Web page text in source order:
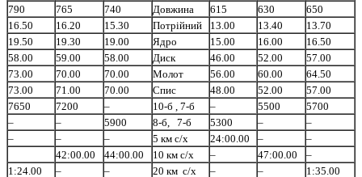
790
765 740 Довжина 615 630
650
16.50
16.20 15.30 Потрiйний 13.00 13.40
13.70
19.50
19.30 19.00 Ядро 15.00 16.00
16.50
58.00
59.00 58.00 Диск 46.00 52.00
57.00
73.00
70.00 70.00 Молот 56.00 60.00
64.50
73.00
71.00 70.00 Спис 48.00 52.00
57.00
7650
7200 – 10-б , 7-б – 5500
5700
–
– 5900 8-б, 7-б 5300 –
–
–
– – 5 км с/х 24:00.00 –
–
42:00.00
44:00.00 10 км с/х – 47:00.00
–
1:24.00
– – 20 км с/х – – 1:35.00